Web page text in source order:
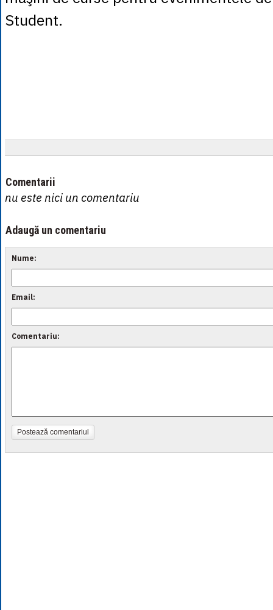
Student.
Comentarii
nu este nici un comentariu
Adaugă un comentariu
Nume:
Email:
Comentariu:
Postează comentariul